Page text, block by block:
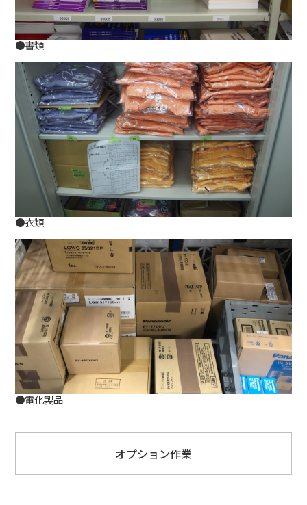
●書類
●衣類
●電化製品
オプション作業